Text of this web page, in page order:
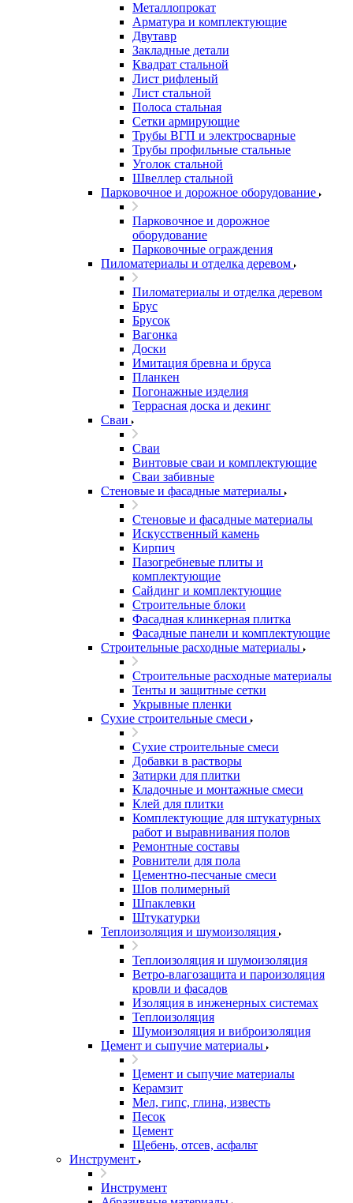
Металлопрокат
Арматура и комплектующие
Двутавр
Закладные детали
Квадрат стальной
Лист рифленый
Лист стальной
Полоса стальная
Сетки армирующие
Трубы ВГП и электросварные
Трубы профильные стальные
Уголок стальной
Швеллер стальной
Парковочное и дорожное оборудование
Парковочное и дорожное
оборудование
Парковочные ограждения
Пиломатериалы и отделка деревом
Пиломатериалы и отделка деревом
Брус
Брусок
Вагонка
Доски
Имитация бревна и бруса
Планкен
Погонажные изделия
Террасная доска и декинг
Сваи
Сваи
Винтовые сваи и комплектующие
Сваи забивные
Стеновые и фасадные материалы
Стеновые и фасадные материалы
Искусственный камень
Кирпич
Пазогребневые плиты и
комплектующие
Сайдинг и комплектующие
Строительные блоки
Фасадная клинкерная плитка
Фасадные панели и комплектующие
Строительные расходные материалы
Строительные расходные материалы
Тенты и защитные сетки
Укрывные пленки
Сухие строительные смеси
Сухие строительные смеси
Добавки в растворы
Затирки для плитки
Кладочные и монтажные смеси
Клей для плитки
Комплектующие для штукатурных
работ и выравнивания полов
Ремонтные составы
Ровнители для пола
Цементно-песчаные смеси
Шов полимерный
Шпаклевки
Штукатурки
Теплоизоляция и шумоизоляция
Теплоизоляция и шумоизоляция
Ветро-влагозащита и пароизоляция
кровли и фасадов
Изоляция в инженерных системах
Теплоизоляция
Шумоизоляция и виброизоляция
Цемент и сыпучие материалы
Цемент и сыпучие материалы
Керамзит
Мел, гипс, глина, известь
Песок
Цемент
Щебень, отсев, асфальт
Инструмент
Инструмент